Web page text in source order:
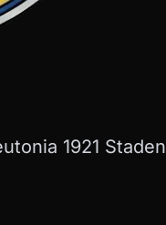
1921 Staden